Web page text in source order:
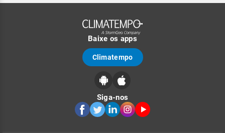
Baixe os apps
Climatempo
Siga-nos